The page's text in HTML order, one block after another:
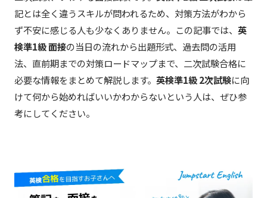
記とは全く違うスキルが問われるため、対策方法がわから
ず不安に感じる人も少なくありません。この記事では、 英
検準1級 面接の当日の流れから出題形式、過去問の活用
法、直前期までの対策ロードマップまで、二次試験合格に
必要な情報をまとめて解説します。 英検準1級 2次試験に向
けて何から始めればいいかわからないという人は、ぜひ参
考にしてください。